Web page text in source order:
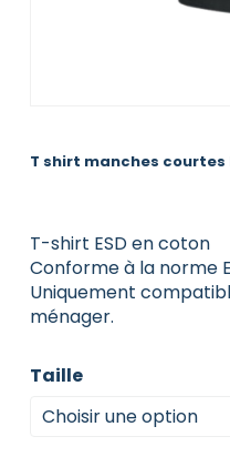
T shirt manches courtes
T-shirt ESD en coton
Conforme à la norme
Uniquement
ménager.
Taille
Choisir une option